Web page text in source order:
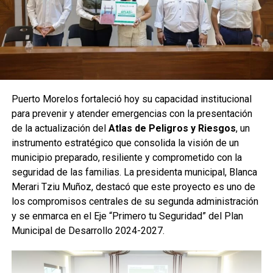
Puerto Morelos fortaleció hoy su capacidad institucional
para prevenir y atender emergencias con la presentación
de la actualización del Atlas de Peligros y Riesgos, un
instrumento estratégico que consolida la visión de un
municipio preparado, resiliente y comprometido con la
seguridad de las familias. La presidenta municipal, Blanca
Merari Tziu Muñoz, destacó que este proyecto es uno de
los compromisos centrales de su segunda administración
y se enmarca en el Eje “Primero tu Seguridad” del Plan
Municipal de Desarrollo 2024-2027.